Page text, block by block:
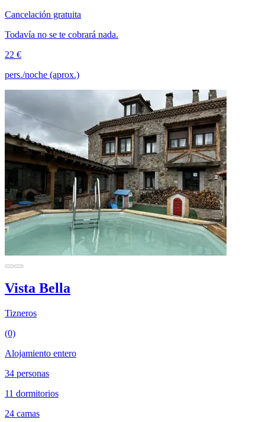
Cancelación gratuita
Todavía no se te cobrará nada.
22 €
pers./noche (aprox.)
Vista Bella
Tizneros
(0)
Alojamiento entero
34 personas
11 dormitorios
24 camas